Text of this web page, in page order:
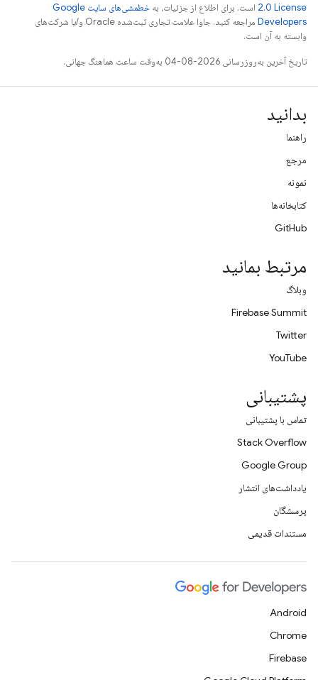
2.0 License است. برای اطلاع از جزئیات، به
خطمشی‌های سایت Google
Developers‏
مراجعه کنید. جاوا علامت تجاری ثبت‌شده Oracle و/یا شرکت‌های
وابسته به آن است.
تاریخ آخرین به‌روزرسانی 2026-08-04 به‌وقت ساعت هماهنگ جهانی.
بدانید
راهنما
مرجع
نمونه
کتابخانه‌ها
GitHub
مرتبط بمانید
وبلاگ
Firebase Summit
Twitter
YouTube
پشتیبانی
تماس با پشتیبانی
Stack Overflow
Google Group
یادداشت‌های انتشار
پرسشگان
مستندات قدیمی
Android
Chrome
Firebase